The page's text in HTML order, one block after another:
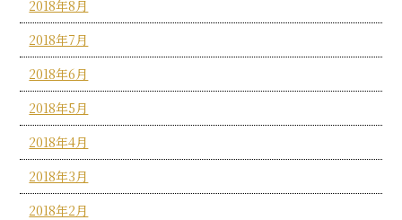
2018年8月
2018年7月
2018年6月
2018年5月
2018年4月
2018年3月
2018年2月